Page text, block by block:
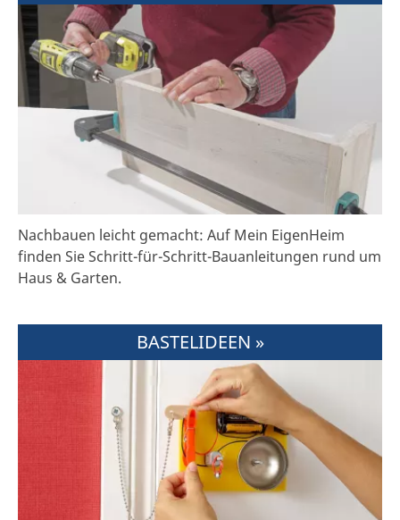
Nachbauen leicht gemacht: Auf Mein EigenHeim
finden Sie Schritt-für-Schritt-Bauanleitungen rund um
Haus & Garten.
BASTELIDEEN »